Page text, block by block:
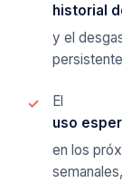
historial
y el
El
uso
en los